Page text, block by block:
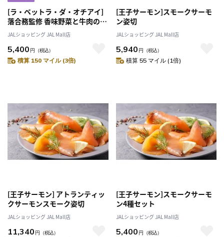
[ラ・ベットラ・ダ・オチアイ]
落合務監修 香味野菜と牛肉のハ
ンバーグ
JALショッピング JAL Mall店
5,400 円 （税込）
積算 150 マイル (3倍)
[王子サーモン]スモークサーモ
ン姿切
JALショッピング JAL Mall店
5,940 円 （税込）
積算 55 マイル (1倍)
[王子サーモン] アトランティッ
クサーモンスモーク姿切
JALショッピング JAL Mall店
11,340 円 （税込）
[王子サーモン]スモークサーモ
ン4種セット
JALショッピング JAL Mall店
5,400 円 （税込）